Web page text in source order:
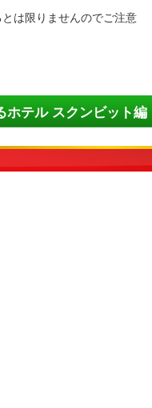
は限りませんのでご注意
ホテル スクンビット編